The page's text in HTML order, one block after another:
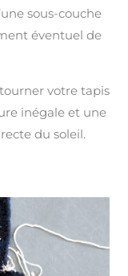
sous-couche
éventuel de
votre tapis
inégale et une
du soleil.